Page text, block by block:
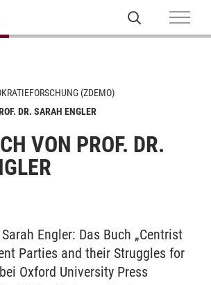
(ZDEMO)
DR. SARAH ENGLER
VON PROF. DR.
Engler: Das Buch „Centrist
Parties and their Struggles for
Oxford University Press